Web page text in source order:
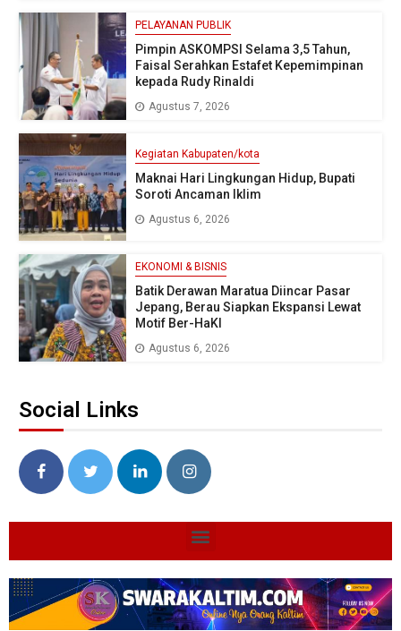
PELAYANAN PUBLIK
Pimpin ASKOMPSI Selama 3,5 Tahun,
Faisal Serahkan Estafet Kepemimpinan
kepada Rudy Rinaldi
Agustus 7, 2026
Kegiatan Kabupaten/kota
Maknai Hari Lingkungan Hidup, Bupati
Soroti Ancaman Iklim
Agustus 6, 2026
EKONOMI & BISNIS
Batik Derawan Maratua Diincar Pasar
Jepang, Berau Siapkan Ekspansi Lewat
Motif Ber-HaKI
Agustus 6, 2026
Social Links